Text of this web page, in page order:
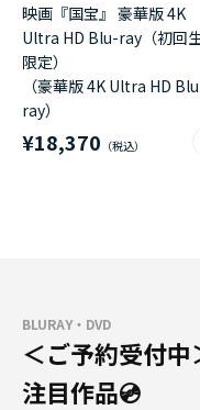
映画『国宝』 豪華版 4K
Ultra HD Blu-ray（初回
限定）
（豪華版 4K Ultra HD
ray）
¥18,370
BLURAY・DVD
＜ご予約受付
注目作品💿